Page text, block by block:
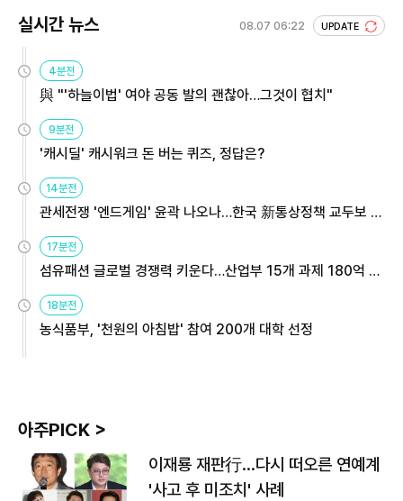
실시간 뉴스 08.07 06:22 UPDATE
4분전
與 "'하늘이법' 여야 공동 발의 괜찮아…그것이 협치"
9분전
'캐시딜' 캐시워크 돈 버는 퀴즈, 정답은?
14분전
관세전쟁 '엔드게임' 윤곽 나오나…한국 新통상정책 교두보 활
17분전
섬유패션 글로벌 경쟁력 키운다…산업부 15개 과제 180억 지
18분전
농식품부, '천원의 아침밥' 참여 200개 대학 선정
아주PICK >
이재룡 재판行…다시 떠오른 연예계
'사고 후 미조치' 사례